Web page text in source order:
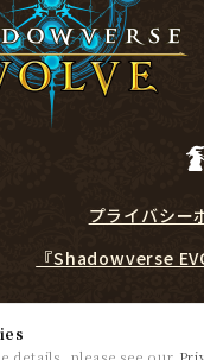
プライバシー
『Shadowverse